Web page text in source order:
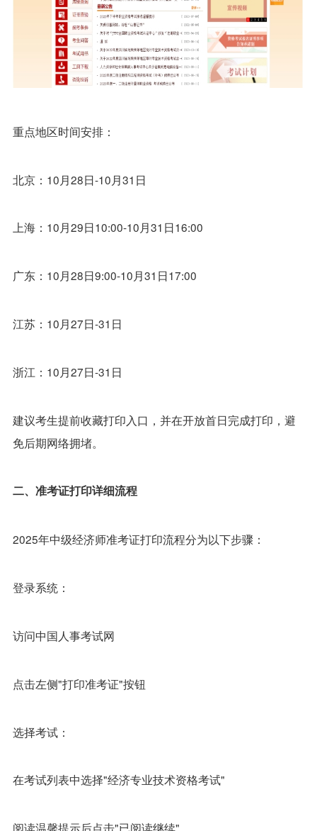
重点地区时间安排：
北京：10月28日-10月31日
上海：10月29日10:00-10月31日16:00
广东：10月28日9:00-10月31日17:00
江苏：10月27日-31日
浙江：10月27日-31日
建议考生提前收藏打印入口，并在开放首日完成打印，避
免后期网络拥堵。
二、准考证打印详细流程
2025年中级经济师准考证打印流程分为以下步骤：
登录系统：
访问中国人事考试网
点击左侧"打印准考证"按钮
选择考试：
在考试列表中选择"经济专业技术资格考试"
阅读温馨提示后点击"已阅读继续"